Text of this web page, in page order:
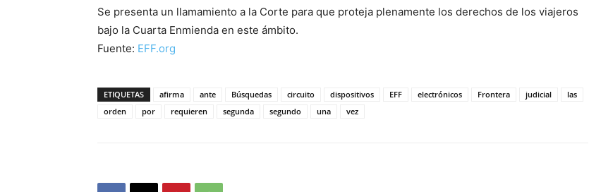
Se presenta un llamamiento a la Corte para que proteja plenamente los derechos de los viajeros
bajo la Cuarta Enmienda en este ámbito.
Fuente: EFF.org
ETIQUETAS afirma ante Búsquedas circuito dispositivos EFF electrónicos Frontera judicial
las
orden
por requieren segunda segundo una vez